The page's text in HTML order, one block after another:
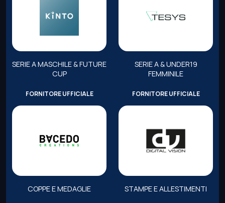
SERIE A MASCHILE & FUTURE
CUP
SERIE A & UNDER19
FEMMINILE
FORNITORE UFFICIALE
COPPE E MEDAGLIE
FORNITORE UFFICIALE
STAMPE E ALLESTIMENTI